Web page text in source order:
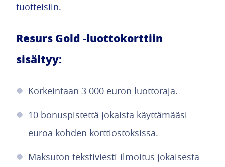
tuotteisiin.
Resurs Gold -luottokorttiin
sisältyy:
Korkeintaan 3 000 euron luottoraja.
10 bonuspistettä jokaista käyttämääsi
euroa kohden korttiostoksissa.
Maksuton tekstiviesti-ilmoitus jokaisesta